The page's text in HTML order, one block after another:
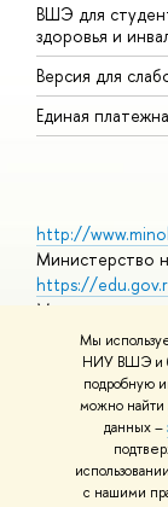
Мы
НИУ ВШЭ и
подробную
можно найти
данных –
с нашими
ВШЭ для
здоровья и
Версия для
Единая
http://
Министерство
https://
Министерство
https://
Массовые
© НИУ ВШЭ
использования